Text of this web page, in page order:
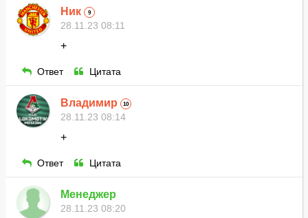
Ник 9
28.11.23 08:11
+
Ответ Цитата
Владимир 10
28.11.23 08:14
+
Ответ Цитата
Менеджер
28.11.23 08:20